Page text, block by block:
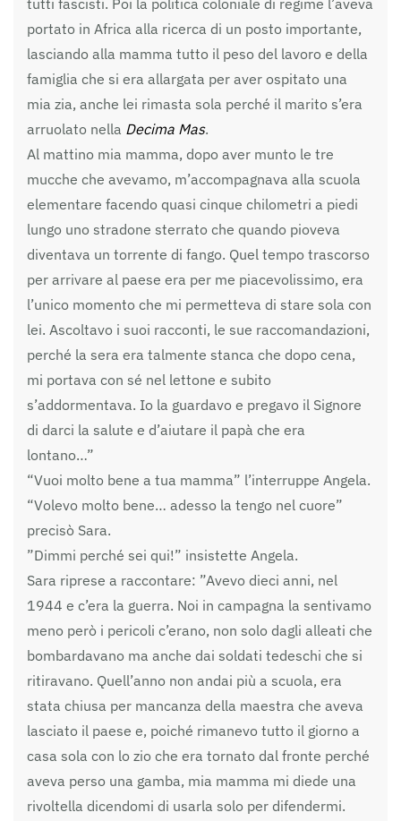
portato in Africa alla ricerca di un posto importante,
lasciando alla mamma tutto il peso del lavoro e della
famiglia che si era allargata per aver ospitato una
mia zia, anche lei rimasta sola perché il marito s’era
arruolato nella Decima Mas.
Al mattino mia mamma, dopo aver munto le tre
mucche che avevamo, m’accompagnava alla scuola
elementare facendo quasi cinque chilometri a piedi
lungo uno stradone sterrato che quando pioveva
diventava un torrente di fango. Quel tempo trascorso
per arrivare al paese era per me piacevolissimo, era
l’unico momento che mi permetteva di stare sola con
lei. Ascoltavo i suoi racconti, le sue raccomandazioni,
perché la sera era talmente stanca che dopo cena,
mi portava con sé nel lettone e subito
s’addormentava. Io la guardavo e pregavo il Signore
di darci la salute e d’aiutare il papà che era
lontano…”
“Vuoi molto bene a tua mamma” l’interruppe Angela.
“Volevo molto bene… adesso la tengo nel cuore”
precisò Sara.
”Dimmi perché sei qui!” insistette Angela.
Sara riprese a raccontare: ”Avevo dieci anni, nel
1944 e c’era la guerra. Noi in campagna la sentivamo
meno però i pericoli c’erano, non solo dagli alleati che
bombardavano ma anche dai soldati tedeschi che si
ritiravano. Quell’anno non andai più a scuola, era
stata chiusa per mancanza della maestra che aveva
lasciato il paese e, poiché rimanevo tutto il giorno a
casa sola con lo zio che era tornato dal fronte perché
aveva perso una gamba, mia mamma mi diede una
rivoltella dicendomi di usarla solo per difendermi.